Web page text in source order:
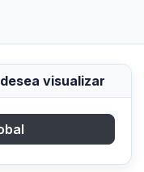
visualizar